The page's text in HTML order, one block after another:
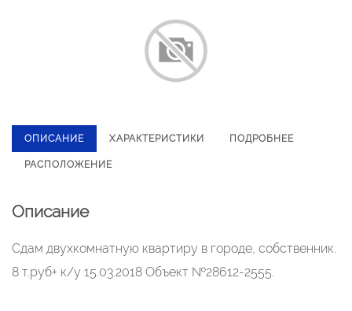
ОПИСАНИЕ ХАРАКТЕРИСТИКИ ПОДРОБНЕЕ
РАСПОЛОЖЕНИЕ
Описание
Сдам двухкомнатную квартиру в городе, собственник.
8 т.руб+ к/у 15.03.2018 Объект №28612-2555.